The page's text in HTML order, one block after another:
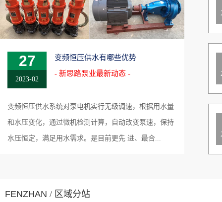
27
2023-02
变频恒压供水有哪些优势
- 新思路泵业最新动态 -
变频恒压供水系统对泵电机实行无级调速，根据用水量
和水压变化，通过微机检测计算，自动改变泵速，保持
水压恒定，满足用水需求。是目前更先 进、最合...
FENZHAN / 区域分站